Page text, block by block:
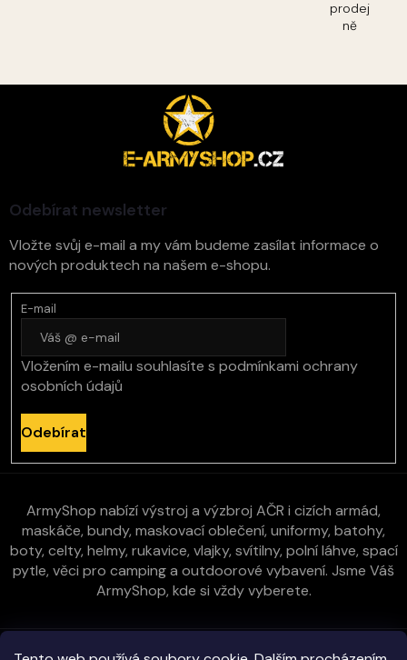
prodej
ně
Odebírat newsletter
Vložte svůj e-mail a my vám budeme zasílat informace o
nových produktech na našem e-shopu.
E-mail
Vložením e-mailu souhlasíte s podmínkami ochrany
osobních údajů
Odebírat
ArmyShop nabízí výstroj a výzbroj AČR i cizích armád,
maskáče, bundy, maskovací oblečení, uniformy, batohy,
boty, celty, helmy, rukavice, vlajky, svítilny, polní láhve, spací
pytle, věci pro camping a outdoorové vybavení. Jsme Váš
ArmyShop, kde si vždy vyberete.
Zákaznická péče